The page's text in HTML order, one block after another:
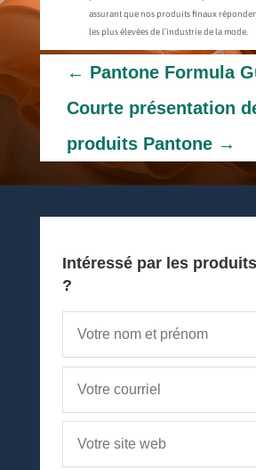
assurant que nos produits finaux
les plus élevées de l’industrie de la mode.
← Pantone Formula
Courte présentation
produits Pantone→
Intéressé par les
?